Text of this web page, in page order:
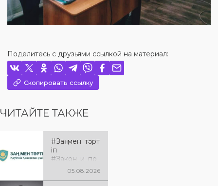
Поделитесь с друзьями ссылкой на материал:
Скопировать ссылку
ЧИТАЙТЕ ТАКЖЕ
#Заң_мен_тәрт
іп
#Закон_и_по
рядок05.08.2026